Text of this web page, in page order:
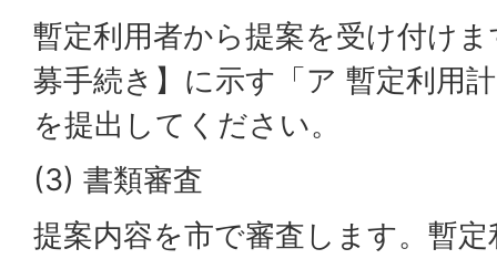
暫定利用者から提案を受け付け
募手続き】に示す「ア 暫定利用
を提出してください。
(3) 書類審査
提案内容を市で審査します。暫